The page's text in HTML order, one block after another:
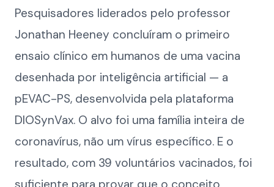
Pesquisadores liderados pelo professor
Jonathan Heeney concluíram o primeiro
ensaio clínico em humanos de uma vacina
desenhada por inteligência artificial — a
pEVAC-PS, desenvolvida pela plataforma
DIOSynVax. O alvo foi uma família inteira de
coronavírus, não um vírus específico. E o
resultado, com 39 voluntários vacinados, foi